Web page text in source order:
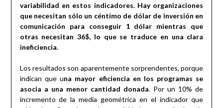
variabilidad en estos indicadores. Hay organizaciones
que necesitan sólo un céntimo de dólar de inversión en
comunicación para conseguir 1 dólar mientras que
otras necesitan 36$, lo que se traduce en una clara
ineficiencia.
Los resultados son aparentemente sorprendentes, porque
indican que una mayor eficiencia en los programas se
asocia a una menor cantidad donada. Por un 10% de
incremento de la media geométrica en el indicador que